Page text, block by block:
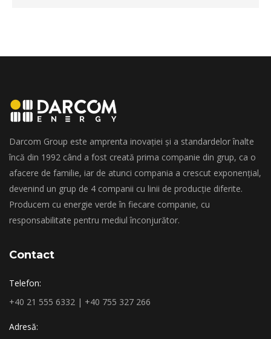
Darcom Group este amprenta inovației și a standardelor înalte
încă din 1992 când a fost creată prima companie din grup, ca o
afacere de familie, iar de atunci compania a crescut exponențial,
devenind un grup de 4 companii cu linii de producție diferite.
Producem cu energie verde în fiecare companie, cu
responsabilitate pentru mediul înconjurător.
Contact
Telefon:
+40 21 555 6332 | +40 755 327 266
Adresă: